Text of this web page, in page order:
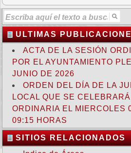
ULTIMAS
ACTA DE LA SESIÓN
POR EL AYUNTAMIENTO
JUNIO DE 2026
ORDEN DEL DÍA DE LA
LOCAL QUE SE
ORDINARIA EL MIERCOLES
09:15 HORAS
SITIOS RELACIONADOS